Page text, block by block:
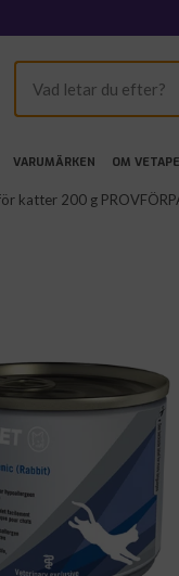
VARUMÄRKEN OM
katter 200 g